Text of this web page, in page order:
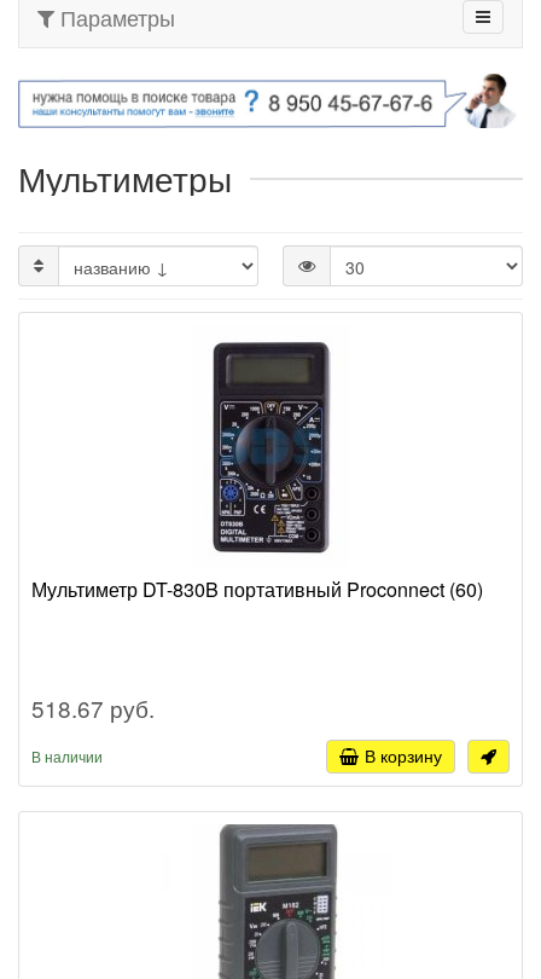
Параметры
Мультиметры
Мультиметр DT-830B портативный Proconnect (60)
518.67 руб.
В наличии В корзину